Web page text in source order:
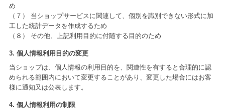
め
（７） 当ショップサービスに関連して、個別を識別できない形式に加
工した統計データを作成するため
（８） その他、上記利用目的に付随する目的のため
3. 個人情報利用目的の変更
当ショップは、個人情報の利用目的を、関連性を有すると合理的に認
められる範囲内において変更することがあり、変更した場合にはお客
様に通知又は公表します。
4. 個人情報利用の制限